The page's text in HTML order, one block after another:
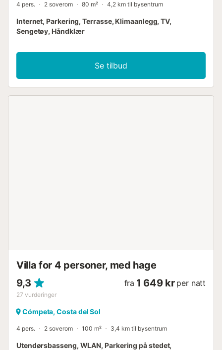
4 pers. 2 soverom 80 m² 4,2 km til bysentrum
Internet, Parkering, Terrasse, Klimaanlegg, TV,
Sengetøy, Håndklær
Se tilbud
Villa for 4 personer, med hage
9,3
27 vurderinger
fra 1 649 kr per natt
Cómpeta, Costa del Sol
4 pers. 2 soverom 100 m² 3,4 km til bysentrum
Utendørsbasseng, WLAN, Parkering på stedet,